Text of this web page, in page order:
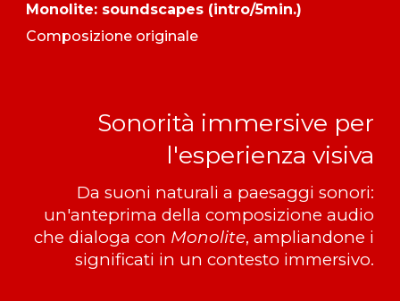
Monolite: soundscapes (intro/5min.)
Composizione originale
Sonorità immersive per
l'esperienza visiva
Da suoni naturali a paesaggi sonori:
un'anteprima della composizione audio
che dialoga con Monolite, ampliandone i
significati in un contesto immersivo.